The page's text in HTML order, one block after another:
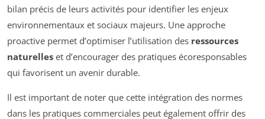
bilan précis de leurs activités pour identifier les enjeux
environnementaux et sociaux majeurs. Une approche
proactive permet d’optimiser l’utilisation des ressources
naturelles et d’encourager des pratiques écoresponsables
qui favorisent un avenir durable.
Il est important de noter que cette intégration des normes
dans les pratiques commerciales peut également offrir des